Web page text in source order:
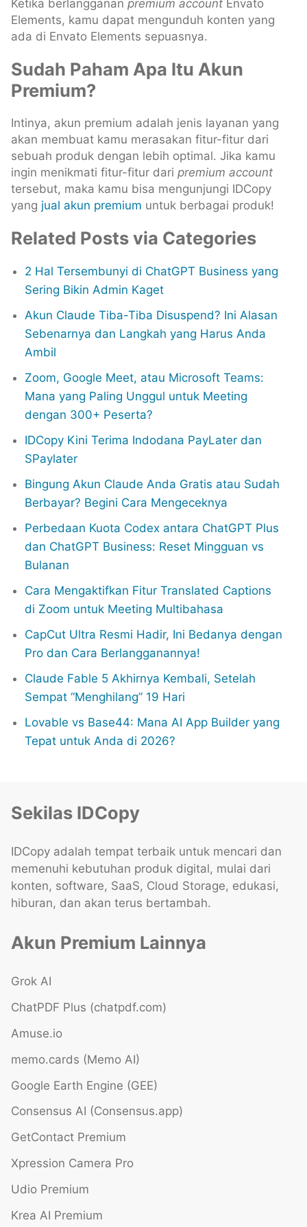
Ketika berlangganan premium account Envato
Elements, kamu dapat mengunduh konten yang
ada di Envato Elements sepuasnya.
Sudah Paham Apa Itu Akun
Premium?
Intinya, akun premium adalah jenis layanan yang
akan membuat kamu merasakan fitur-fitur dari
sebuah produk dengan lebih optimal. Jika kamu
ingin menikmati fitur-fitur dari premium account
tersebut, maka kamu bisa mengunjungi IDCopy
yang jual akun premium untuk berbagai produk!
Related Posts via Categories
2 Hal Tersembunyi di ChatGPT Business yang
Sering Bikin Admin Kaget
Akun Claude Tiba-Tiba Disuspend? Ini Alasan
Sebenarnya dan Langkah yang Harus Anda
Ambil
Zoom, Google Meet, atau Microsoft Teams:
Mana yang Paling Unggul untuk Meeting
dengan 300+ Peserta?
IDCopy Kini Terima Indodana PayLater dan
SPaylater
Bingung Akun Claude Anda Gratis atau Sudah
Berbayar? Begini Cara Mengeceknya
Perbedaan Kuota Codex antara ChatGPT Plus
dan ChatGPT Business: Reset Mingguan vs
Bulanan
Cara Mengaktifkan Fitur Translated Captions
di Zoom untuk Meeting Multibahasa
CapCut Ultra Resmi Hadir, Ini Bedanya dengan
Pro dan Cara Berlangganannya!
Claude Fable 5 Akhirnya Kembali, Setelah
Sempat “Menghilang” 19 Hari
Lovable vs Base44: Mana AI App Builder yang
Tepat untuk Anda di 2026?
Sekilas IDCopy
IDCopy adalah tempat terbaik untuk mencari dan
memenuhi kebutuhan produk digital, mulai dari
konten, software, SaaS, Cloud Storage, edukasi,
hiburan, dan akan terus bertambah.
Akun Premium Lainnya
Grok AI
ChatPDF Plus (chatpdf.com)
Amuse.io
memo.cards (Memo AI)
Google Earth Engine (GEE)
Consensus AI (Consensus.app)
GetContact Premium
Xpression Camera Pro
Udio Premium
Krea AI Premium